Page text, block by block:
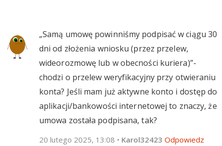
„Samą umowę powinniśmy podpisać w ciągu 30
dni od złożenia wniosku (przez przelew,
wideorozmowę lub w obecności kuriera)”-
chodzi o przelew weryfikacyjny przy otwieraniu
konta? Jeśli mam już aktywne konto i dostęp do
aplikacji/bankowości internetowej to znaczy, że
umowa została podpisana, tak?
20 lutego 2025, 13:08 • Karol32423 Odpowiedz